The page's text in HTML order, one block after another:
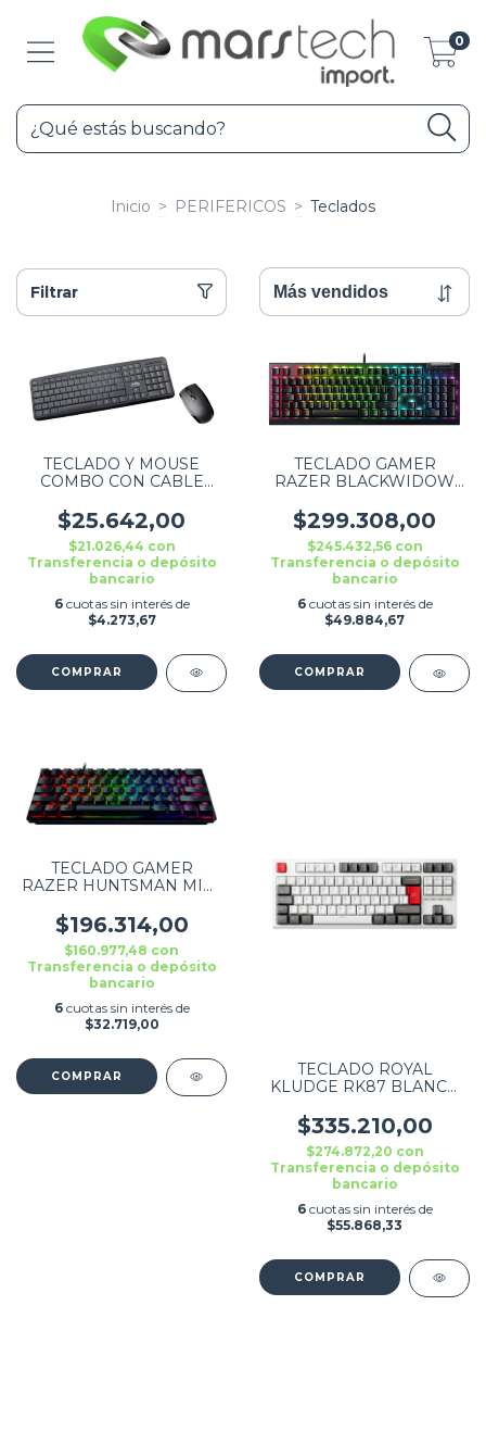
0
Inicio > PERIFERICOS > Teclados
Filtrar
TECLADO Y MOUSE
COMBO CON CABLE
NEGRO
$25.642,00
$21.026,44 con
Transferencia o depósito
bancario
6 cuotas sin interés de
$4.273,67
TECLADO GAMER
RAZER BLACKWIDOW
(SWITCH TECLA "E"
ROTO) YELLOW SWITCH
INGLES
$299.308,00
$245.432,56 con
Transferencia o depósito
bancario
6 cuotas sin interés de
$49.884,67
TECLADO GAMER
RAZER HUNTSMAN MINI
ROTO) CLICKY PURPLE
SWITCH INGLÉS NEGRO
$196.314,00
$160.977,48 con
Transferencia o depósito
bancario
6 cuotas sin interés de
$32.719,00
TECLADO ROYAL
KLUDGE RK87 BLANCO
$335.210,00
$274.872,20 con
Transferencia o depósito
bancario
6 cuotas sin interés de
$55.868,33